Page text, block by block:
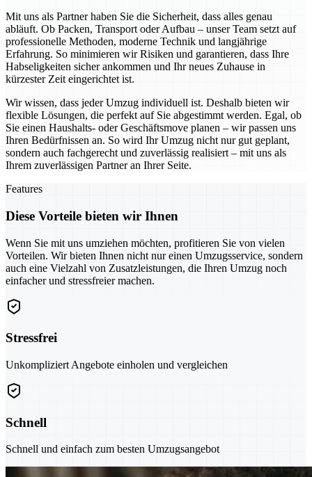
Mit uns als Partner haben Sie die Sicherheit, dass alles genau
abläuft. Ob Packen, Transport oder Aufbau – unser Team setzt auf
professionelle Methoden, moderne Technik und langjährige
Erfahrung. So minimieren wir Risiken und garantieren, dass Ihre
Habseligkeiten sicher ankommen und Ihr neues Zuhause in
kürzester Zeit eingerichtet ist.
Wir wissen, dass jeder Umzug individuell ist. Deshalb bieten wir
flexible Lösungen, die perfekt auf Sie abgestimmt werden. Egal, ob
Sie einen Haushalts- oder Geschäftsmove planen – wir passen uns
Ihren Bedürfnissen an. So wird Ihr Umzug nicht nur gut geplant,
sondern auch fachgerecht und zuverlässig realisiert – mit uns als
Ihrem zuverlässigen Partner an Ihrer Seite.
Features
Diese Vorteile bieten wir Ihnen
Wenn Sie mit uns umziehen möchten, profitieren Sie von vielen
Vorteilen. Wir bieten Ihnen nicht nur einen Umzugsservice, sondern
auch eine Vielzahl von Zusatzleistungen, die Ihren Umzug noch
einfacher und stressfreier machen.
Stressfrei
Unkompliziert Angebote einholen und vergleichen
Schnell
Schnell und einfach zum besten Umzugsangebot